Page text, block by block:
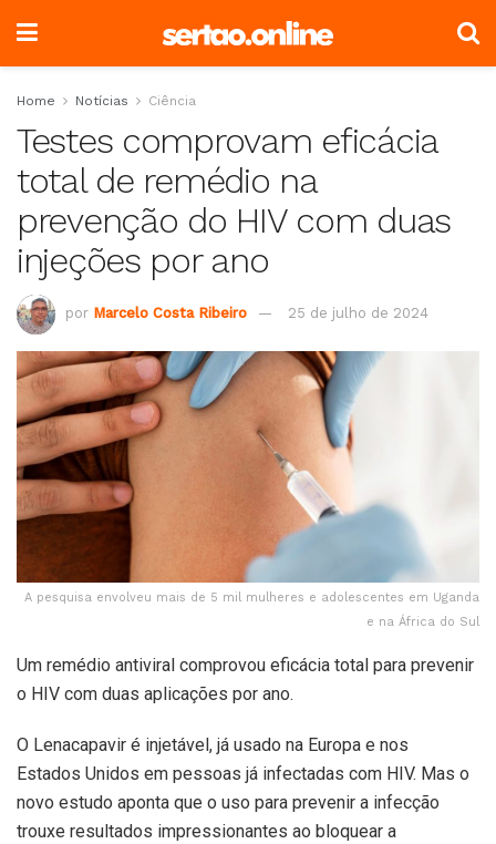
Home Notícias Ciência
Testes comprovam eficácia
total de remédio na
prevenção do HIV com duas
injeções por ano
por Marcelo Costa Ribeiro 25 de julho de 2024
A pesquisa envolveu mais de 5 mil mulheres e adolescentes em Uganda
e na África do Sul
Um remédio antiviral comprovou eficácia total para prevenir
o HIV com duas aplicações por ano.
O Lenacapavir é injetável, já usado na Europa e nos
Estados Unidos em pessoas já infectadas com HIV. Mas o
novo estudo aponta que o uso para prevenir a infecção
trouxe resultados impressionantes ao bloquear a